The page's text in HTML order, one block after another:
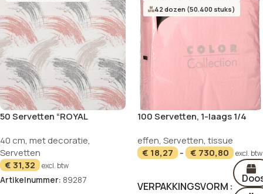
50 Servetten “ROYAL
40 cm roestbruin
“Brushstroke”
40 cm, met decoratie,
Servetten
€31,32 excl. btw
Artikelnummer: 89287
42 dozen (50.400 stuks)
100 Servetten, 1-laags 1/4
effen, Servetten, tissue
€ 18,27 - € 730,80 excl. btw
VERPAKKINGSVORM